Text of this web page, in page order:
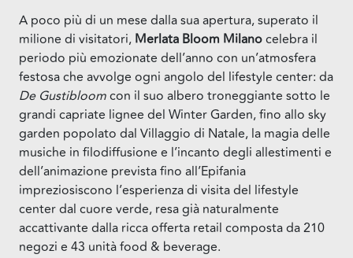
A poco più di un mese dalla sua apertura, superato il
milione di visitatori, Merlata Bloom Milanocelebra il
periodo più emozionate dell’anno con un’atmosfera
festosa che avvolge ogni angolo del lifestyle center: da
De Gustibloomcon il suo albero troneggiante sotto le
grandi capriate lignee del Winter Garden, fino allo sky
garden popolato dal Villaggio di Natale, la magia delle
musiche in filodiffusione e l’incanto degli allestimenti e
dell’animazione prevista fino all’Epifania
impreziosiscono l’esperienza di visita del lifestyle
center dal cuore verde, resa già naturalmente
accattivante dalla ricca offerta retail composta da 210
negozi e 43 unità food & beverage.